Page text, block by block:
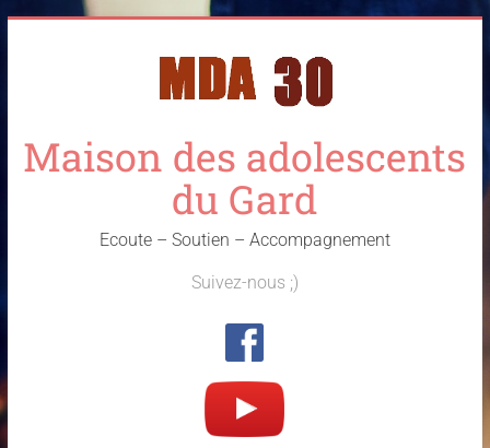
Maison des adolescents
du Gard
Ecoute – Soutien – Accompagnement
Suivez-nous ;)